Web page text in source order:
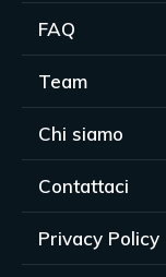
FAQ
Team
Chi siamo
Contattaci
Privacy Policy